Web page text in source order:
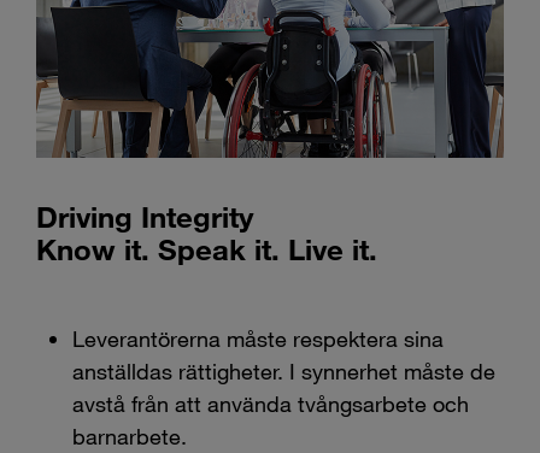
Driving Integrity
Know it. Speak it. Live it.
Leverantörerna måste respektera sina
anställdas rättigheter. I synnerhet måste de
avstå från att använda tvångsarbete och
barnarbete.